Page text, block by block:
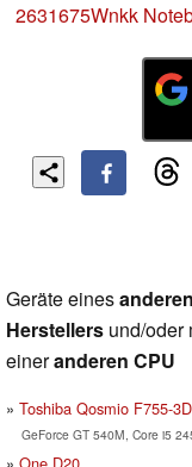
2631675Wnkk
Geräte einesanderen
Herstellers und/oder
eineranderen CPU
Toshiba Qosmio F755-
GeForce GT 540M, Core i5